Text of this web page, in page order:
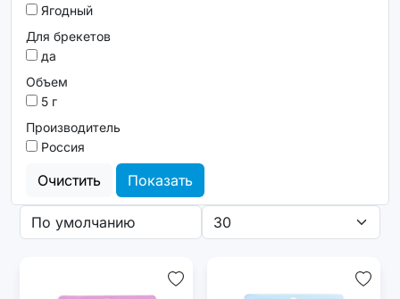
Ягодный
Для брекетов
да
Объем
5 г
Производитель
Россия
Очистить Показать